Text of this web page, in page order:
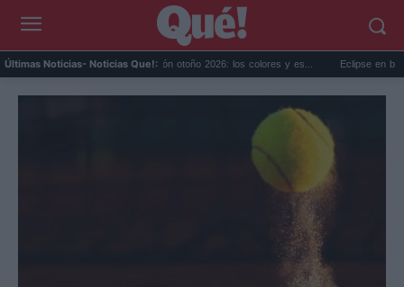
Últimas Noticias- Noticias Que!:
Tendencias decoración otoño 2026: los colores y es... Eclipse en bodegas